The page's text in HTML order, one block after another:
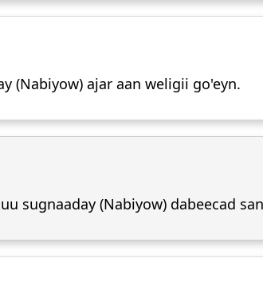
(Nabiyow) ajar aan weligii go'eyn.
sugnaaday (Nabiyow) dabeecad